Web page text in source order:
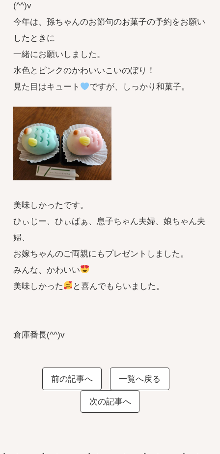
(^^)v
今年は、孫ちゃんのお節句のお菓子の予約をお願い
したときに
一緒にお願いしました。
水色とピンクのかわいいこいのぼり！
見た目はキュート
ですが、しっかり和菓子。
美味しかったです。
ひぃじー、ひぃばぁ、息子ちゃん夫婦、娘ちゃん夫
婦、
お嫁ちゃんのご両親にもプレゼントしました。
みんな、かわいい
美味しかった
と喜んでもらいました。
倉庫番長(^^)v
前の記事へ 一覧へ戻る
次の記事へ